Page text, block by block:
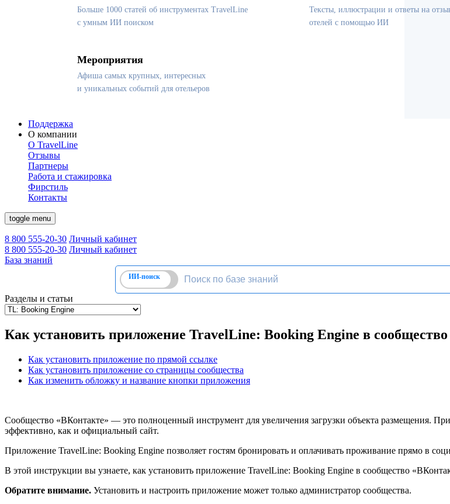
Больше 1000 статей об инструментах TravelLine
с умным ИИ поиском
Тексты, иллюстрации и ответы на
отелей с помощью ИИ
Мероприятия
Афиша самых крупных, интересных
и уникальных событий для отельеров
Поддержка
О компании
О TravelLine
Отзывы
Партнеры
Работа и стажировка
Фирстиль
Контакты
toggle menu
8 800 555-20-30 Личный кабинет
8 800 555-20-30 Личный кабинет
База знаний
Разделы и статьи
Как установить приложение TravelLine: Booking Engine в
Как установить приложение по прямой ссылке
Как установить приложение со страницы сообщества
Как изменить обложку и название кнопки приложения
Сообщество «ВКонтакте» — это полноценный инструмент для увеличения загрузки объекта размещения.
эффективно, как и официальный сайт.
Приложение TravelLine: Booking Engine позволяет гостям бронировать и оплачивать проживание прямо в
В этой инструкции вы узнаете, как установить приложение TravelLine: Booking Engine в сообщество
Обратите внимание. Установить и настроить приложение может только администратор сообщества.